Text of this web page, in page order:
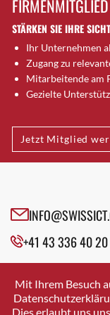
Brütten
Bubendorf
Bubikon
Buchs (SG)
Burgdorf
Bülach
Cazis
Cham
Davos Platz
Davos Platz 1
Dietikon
Dietlikon
STÄRKEN SIE IHRE
Ihr Unternehmen
Zugang zu
Mitarbeitende am
Gezielte
Jetzt Mitglied
+41 43 336 40 20
SWISSICT
VULKANSTRASSE 120
8048 ZURICH
Mit Ihrem Besuch
Dies erlaubt uns